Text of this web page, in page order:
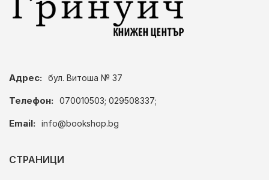
Адрес: бул. Витоша № 37
Телефон: 070010503; 029508337;
Email: info@bookshop.bg
СТРАНИЦИ